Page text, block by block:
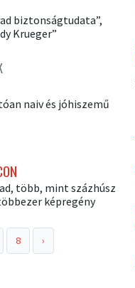
biztonságtudata”,
Krueger”
naiv és jóhiszemű
több, mint százhúsz
képregény
8 ›